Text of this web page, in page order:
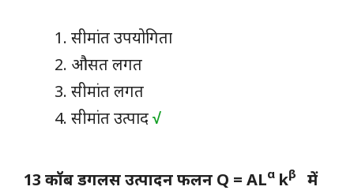
सीमांत उपयोगिता
औसत लगत
सीमांत लगत
सीमांत उत्पाद√
13 कॉब डगलस उत्पादन फलन Q = ALα kβ
में